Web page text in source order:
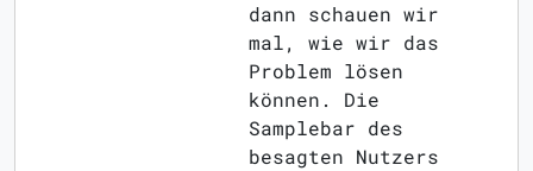
dann schauen wir
mal, wie wir das
Problem lösen
können. Die
Samplebar des
besagten Nutzers